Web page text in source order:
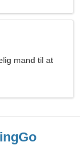
mand til at